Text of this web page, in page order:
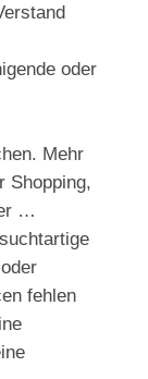
oder
Mehr
Shopping,
…
fehlen